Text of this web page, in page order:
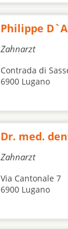
Philippe
Zahnarzt
Contrada di
6900 Lugano
Dr. med.
Zahnarzt
Via Cantonale 7
6900 Lugano